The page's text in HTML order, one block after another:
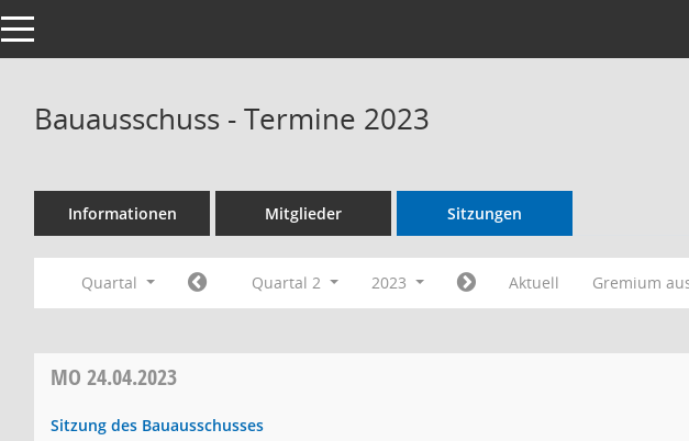
Toggle navigation
Bauausschuss - Termine 2023
Informationen Mitglieder Sitzungen
Quartal Quartal 2 2023 Aktuell Gremium
MO 24.04.2023
Sitzung des Bauausschusses